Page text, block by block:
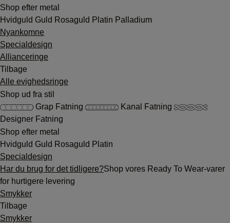
Shop efter metal
Hvidguld Guld Rosaguld Platin Palladium
Nyankomne
Specialdesign
Allianceringe
Tilbage
Alle evighedsringe
Shop ud fra stil
Grap Fatning
Kanal Fatning
Designer Fatning
Shop efter metal
Hvidguld Guld Rosaguld Platin
Specialdesign
Har du brug for det tidligere?Shop vores Ready To Wear-varer
for hurtigere levering
Smykker
Tilbage
Smykker